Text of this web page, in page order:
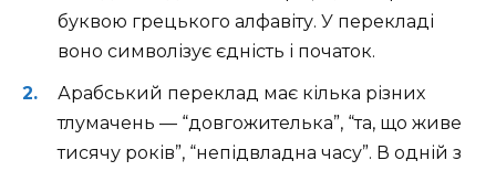
буквою грецького алфавіту. У перекладі
воно символізує єдність і початок.
Арабський переклад має кілька різних
тлумачень — “довгожителька”, “та, що живе
тисячу років”, “непідвладна часу”. В одній з